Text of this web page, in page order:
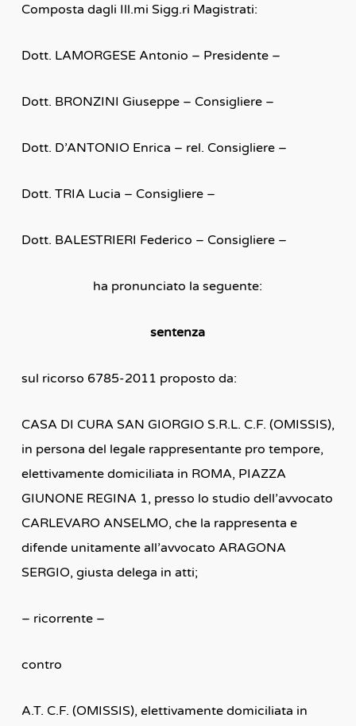
Composta dagli Ill.mi Sigg.ri Magistrati:
Dott. LAMORGESE Antonio – Presidente –
Dott. BRONZINI Giuseppe – Consigliere –
Dott. D’ANTONIO Enrica – rel. Consigliere –
Dott. TRIA Lucia – Consigliere –
Dott. BALESTRIERI Federico – Consigliere –
ha pronunciato la seguente:
sentenza
sul ricorso 6785-2011 proposto da:
CASA DI CURA SAN GIORGIO S.R.L. C.F. (OMISSIS),
in persona del legale rappresentante pro tempore,
elettivamente domiciliata in ROMA, PIAZZA
GIUNONE REGINA 1, presso lo studio dell’avvocato
CARLEVARO ANSELMO, che la rappresenta e
difende unitamente all’avvocato ARAGONA
SERGIO, giusta delega in atti;
– ricorrente –
contro
A.T. C.F. (OMISSIS), elettivamente domiciliata in